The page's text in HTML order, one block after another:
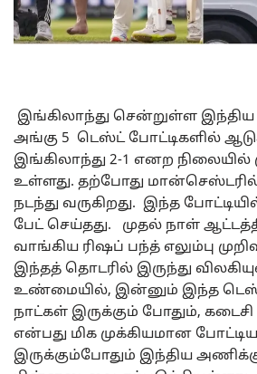
இங்கிலாந்து சென்றுள்ள இந்திய
அங்கு 5 டெஸ்ட் போட்டிகளில்
இங்கிலாந்து 2-1 எனற
உள்ளது. தற்போது மான்செஸ்டரில்
நடந்து வருகிறது. இந்த
பேட் செய்தது. முதல் நாள்
வாங்கிய ரிஷப் பந்த் எலும்பு
இந்தத் தொடரில் இருந்து
உண்மையில், இன்னும் இந்த
நாட்கள் இருக்கும் போதும்,
என்பது மிக முக்கியமான
இருக்கும்போதும் இந்திய